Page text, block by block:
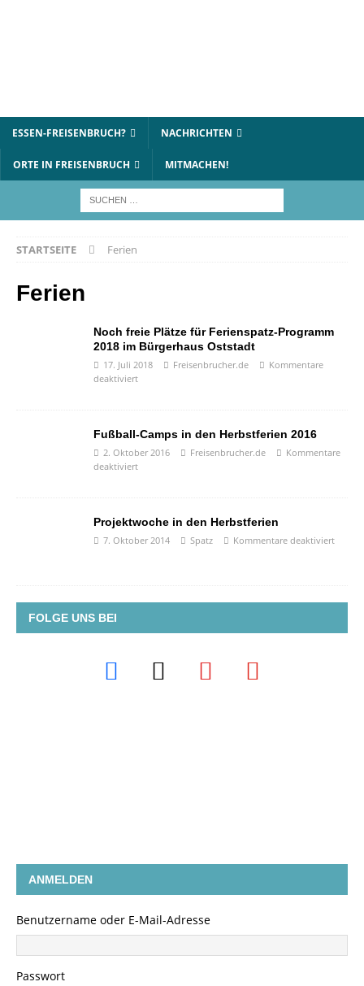
ESSEN-FREISENBRUCH? NACHRICHTEN
ORTE IN FREISENBRUCH MITMACHEN!
STARTSEITE Ferien
Ferien
Noch freie Plätze für Ferienspatz-Programm
2018 im Bürgerhaus Oststadt
17. Juli 2018 Freisenbrucher.de
Kommentare
deaktiviert
Fußball-Camps in den Herbstferien 2016
2. Oktober 2016 Freisenbrucher.de
Kommentare
deaktiviert
Projektwoche in den Herbstferien
7. Oktober 2014 Spatz Kommentare deaktiviert
FOLGE UNS BEI
ANMELDEN
Benutzername oder E-Mail-Adresse
Passwort